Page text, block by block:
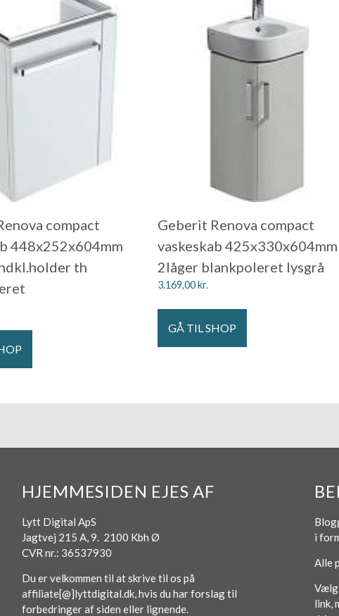
compact
448x252x604mm
th
Geberit Renova compact
vaskeskab 425x330x604mm
2låger blankpoleret lysgrå
3.169,00kr.
GÅ TIL SHOP
HJEMMESIDEN EJES AF
Lytt Digital ApS
Jagtvej 215 A, 9. 2100 Kbh Ø
CVR nr.: 36537930
Du er velkommen til at skrive til os på
affiliate[@]lyttdigital.dk, hvis du har forslag til
forbedringer af siden eller lignende.
i
Alle
link,